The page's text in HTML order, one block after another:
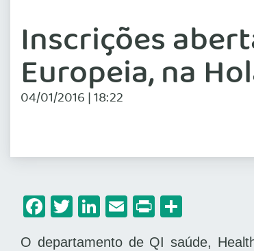
Inscrições
Europeia, na
04/01/2016 | 18:22
Facebook
Twitter
LinkedIn
Email
Print
O departamento de QI saúde,